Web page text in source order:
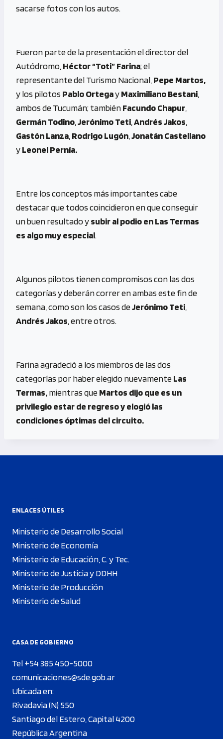
sacarse fotos con los autos.
Fueron parte de la presentación el director del
Autódromo, Héctor “Toti” Farina; el
representante del Turismo Nacional, Pepe Martos,
y los pilotos Pablo OrtegayMaximiliano Bestani
ambos de Tucumán; tambiénFacundo Chapur
Germán Todino Jerónimo Teti Andrés Jakos
Gastón Lanza Rodrigo Lugón Jonatán Castellano
yLeonel Pernía.
Entre los conceptos más importantes cabe
destacar que todos coincidieron en que conseguir
un buen resultado ysubir al podio en Las Termas
es algo muy especial.
Algunos pilotos tienen compromisos con las dos
categorías y deberán correr en ambas este fin de
semana, como son los casos deJerónimo Teti
Andrés Jakos , entre otros.
Farina agradeció a los miembros de las dos
categorías por haber elegido nuevamenteLas
Termas,mientras queMartos dijo que es un
privilegio estar de regreso y elogió las
condiciones óptimas del circuito.
ENLACES ÚTILES
Ministerio de Desarrollo Social
Ministerio de Economía
Ministerio de Educación, C. y Tec.
Ministerio de Justicia y DDHH
Ministerio de Producción
Ministerio de Salud
CASA DE GOBIERNO
Tel +54 385 450-5000
comunicaciones@sde.gob.ar
Ubicada en:
Rivadavia (N) 550
Santiago del Estero, Capital 4200
República Argentina